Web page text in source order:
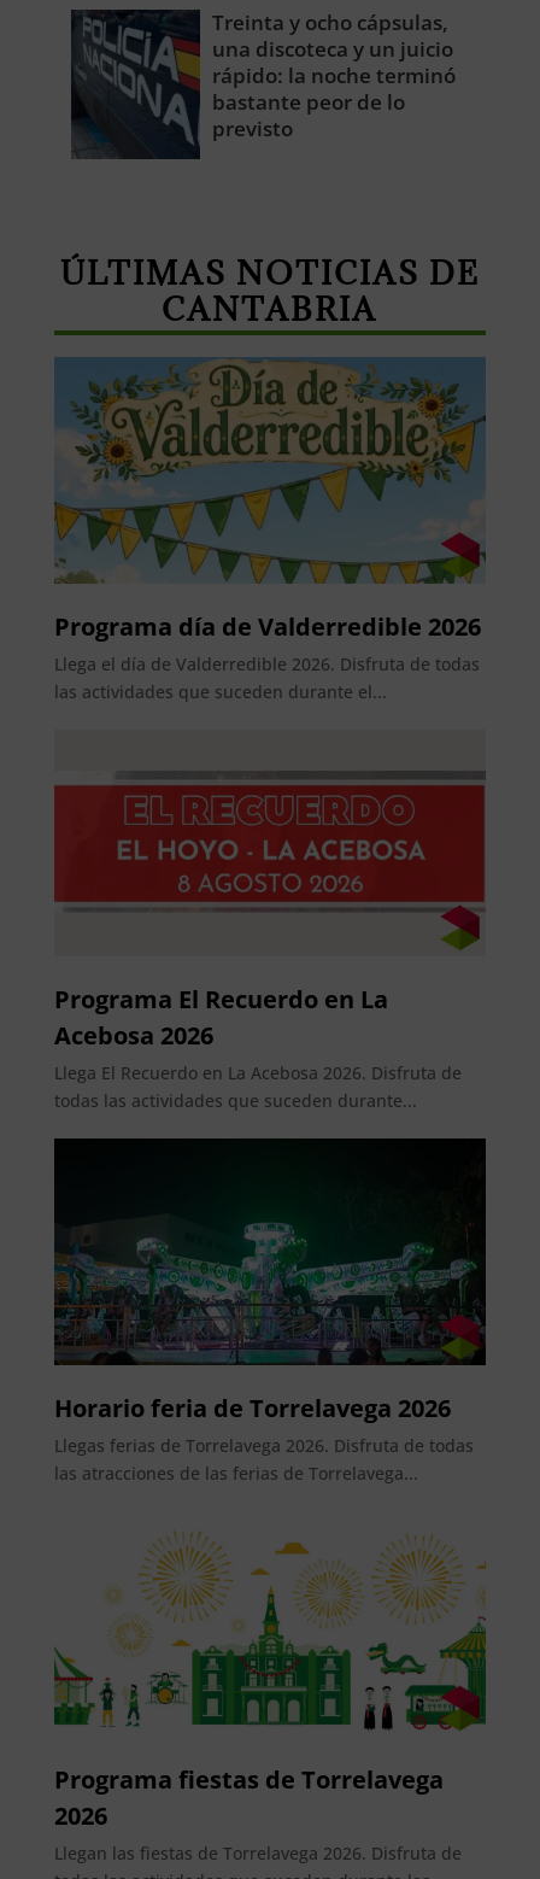
Treinta y ocho cápsulas,
una discoteca y un juicio
rápido: la noche terminó
bastante peor de lo
previsto
ÚLTIMAS NOTICIAS DE
CANTABRIA
Programa día de Valderredible 2026
Llega el día de Valderredible 2026. Disfruta de todas
las actividades que suceden durante el...
Programa El Recuerdo en La
Acebosa 2026
Llega El Recuerdo en La Acebosa 2026. Disfruta de
todas las actividades que suceden durante...
Horario feria de Torrelavega 2026
Llegas ferias de Torrelavega 2026. Disfruta de todas
las atracciones de las ferias de Torrelavega...
Programa fiestas de Torrelavega
2026
Llegan las fiestas de Torrelavega 2026. Disfruta de